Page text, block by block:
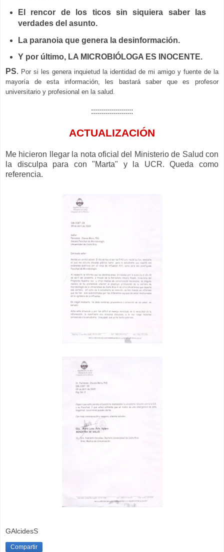
El rencor de los ticos sin siquiera saber las
verdades del asunto.
La paranoia que genera la desinformación.
Y por último, LA MICROBIÓLOGA ES INOCENTE.
PS. Por si les genera inquietud la identidad de mi amigo y fuente de la
mayoría de esta información, les bastará saber que es profesor
universitario y profesional en la salud.
:::::::::::::::::::::
ACTUALIZACIÓN
Me hicieron llegar la nota oficial del Ministerio de Salud con
la disculpa para con "Marta" y la UCR. Queda como
referencia.
GAlcidesS
Compartir